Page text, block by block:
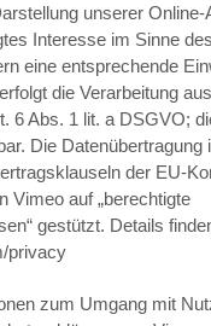
unserer Online-
Interesse im Sinne
eine entsprechende
die Verarbeitung
6 Abs. 1 lit. a DSGVO;
Die Datenübertragung
der EU-
Vimeo auf „berechtigte
gestützt. Details
privacy
zum Umgang mit